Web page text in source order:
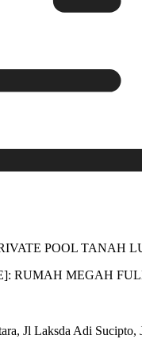
POOL TANAH
RUMAH MEGAH
Jl Laksda Adi